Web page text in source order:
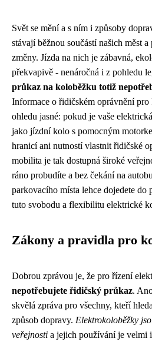
Svět se mění a s ním i způsoby
stávají běžnou součástí našich měst
změny. Jízda na nich je zábavná,
překvapivě - nenáročná i z pohledu
průkaz na koloběžku totiž
Informace o řidičském oprávnění
ohledu jasné: pokud je vaše
jako jízdní kolo s pomocným
hranicí ani nutností vlastnit řidičské
mobilita je tak dostupná široké
ráno probudíte a bez čekání na
parkovacího místa lehce dojedete do
tuto svobodu a flexibilitu elektrické
Zákony a pravidla pro
Dobrou zprávou je, že pro řízení
nepotřebujete řidičský průkaz.
skvělá zpráva pro všechny, kteří
způsob dopravy. Elektrokoloběžky
veřejnosti a jejich používání je